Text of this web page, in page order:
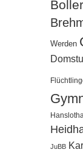
Werden
JuBB